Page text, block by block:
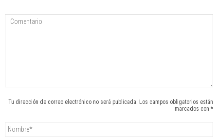
Tu dirección de correo electrónico no será publicada. Los campos obligatorios están
marcados con *